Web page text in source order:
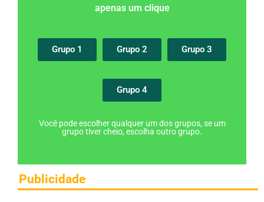
apenas um clique
Grupo 1 Grupo 2 Grupo 3
Grupo 4
Você pode escolher qualquer um dos grupos, se um
grupo tiver cheio, escolha outro grupo.
Publicidade